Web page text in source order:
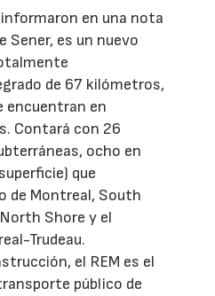
informaron en una nota
Sener, es un nuevo
de 67 kilómetros,
encuentran en
Contará con 26
ocho en
que
de Montreal, South
Shore y el
Trudeau.
el REM es el
público de